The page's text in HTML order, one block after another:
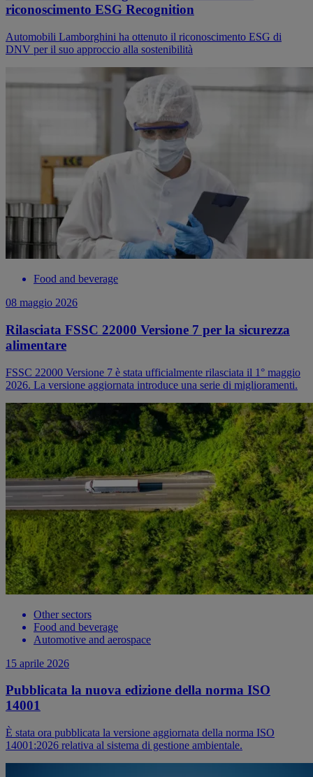
riconoscimento ESG Recognition
Automobili Lamborghini ha ottenuto il riconoscimento ESG di
DNV per il suo approccio alla sostenibilità
Food and beverage
08 maggio 2026
Rilasciata FSSC 22000 Versione 7 per la sicurezza
alimentare
FSSC 22000 Versione 7 è stata ufficialmente rilasciata il 1° maggio
2026. La versione aggiornata introduce una serie di miglioramenti.
Other sectors
Food and beverage
Automotive and aerospace
15 aprile 2026
Pubblicata la nuova edizione della norma ISO
14001
È stata ora pubblicata la versione aggiornata della norma ISO
14001:2026 relativa al sistema di gestione ambientale.